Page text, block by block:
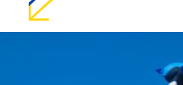
Aller